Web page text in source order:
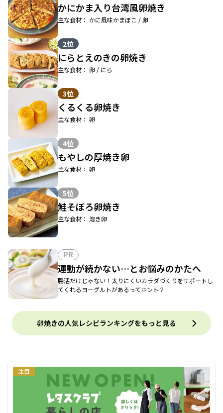
かにかま入り台湾風卵焼き
主な食材： かに風味かまぼこ / 卵
2位
にらとえのきの卵焼き
主な食材： 卵 / にら
3位
くるくる卵焼き
主な食材： 卵
4位
もやしの厚焼き卵
主な食材： 卵
5位
鮭そぼろ卵焼き
主な食材： 溶き卵
PR
運動が続かない…とお悩みのかたへ
腸活だけじゃない！太りにくいカラダづくりをサポートし
てくれるヨーグルトがあるってホント？
卵焼きの人気レシピランキングをもっと見る
注目